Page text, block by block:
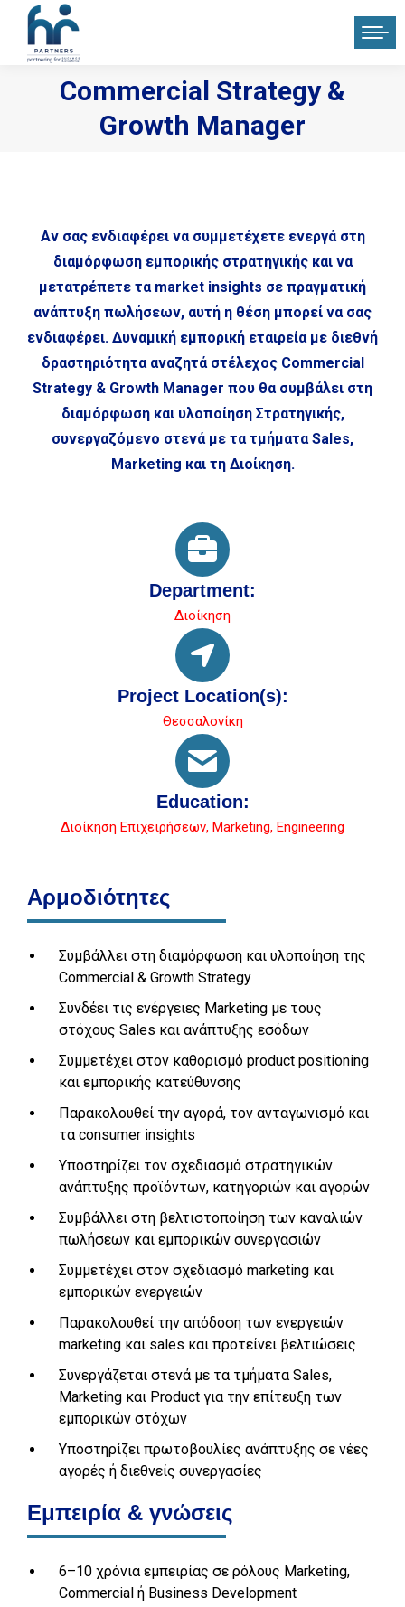
Commercial Strategy &
Growth Manager
Αν σας ενδιαφέρει να συμμετέχετε ενεργά στη
διαμόρφωση εμπορικής στρατηγικής και να
μετατρέπετε τα market insights σε πραγματική
ανάπτυξη πωλήσεων, αυτή η θέση μπορεί να σας
ενδιαφέρει. Δυναμική εμπορική εταιρεία με διεθνή
δραστηριότητα αναζητά στέλεχος Commercial
Strategy & Growth Manager που θα συμβάλει στη
διαμόρφωση και υλοποίηση Στρατηγικής,
συνεργαζόμενο στενά με τα τμήματα Sales,
Marketing και τη Διοίκηση.
Department:
Διοίκηση
Project Location(s):
Θεσσαλονίκη
Education:
Διοίκηση Επιχειρήσεων, Marketing, Engineering
Αρμοδιότητες
Συμβάλλει στη διαμόρφωση και υλοποίηση της
Commercial & Growth Strategy
Συνδέει τις ενέργειες Marketing με τους
στόχους Sales και ανάπτυξης εσόδων
Συμμετέχει στον καθορισμό product positioning
και εμπορικής κατεύθυνσης
Παρακολουθεί την αγορά, τον ανταγωνισμό και
τα consumer insights
Υποστηρίζει τον σχεδιασμό στρατηγικών
ανάπτυξης προϊόντων, κατηγοριών και αγορών
Συμβάλλει στη βελτιστοποίηση των καναλιών
πωλήσεων και εμπορικών συνεργασιών
Συμμετέχει στον σχεδιασμό marketing και
εμπορικών ενεργειών
Παρακολουθεί την απόδοση των ενεργειών
marketing και sales και προτείνει βελτιώσεις
Συνεργάζεται στενά με τα τμήματα Sales,
Marketing και Product για την επίτευξη των
εμπορικών στόχων
Υποστηρίζει πρωτοβουλίες ανάπτυξης σε νέες
αγορές ή διεθνείς συνεργασίες
Εμπειρία & γνώσεις
6–10 χρόνια εμπειρίας σε ρόλους Marketing,
Commercial ή Business Development